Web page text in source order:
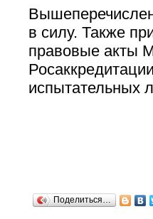
в силу. Также
правовые акты
испытательных
Поделиться…